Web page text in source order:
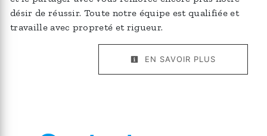
désir de réussir. Toute notre équipe est qualifiée et
travaille avec propreté et rigueur.
EN SAVOIR PLUS